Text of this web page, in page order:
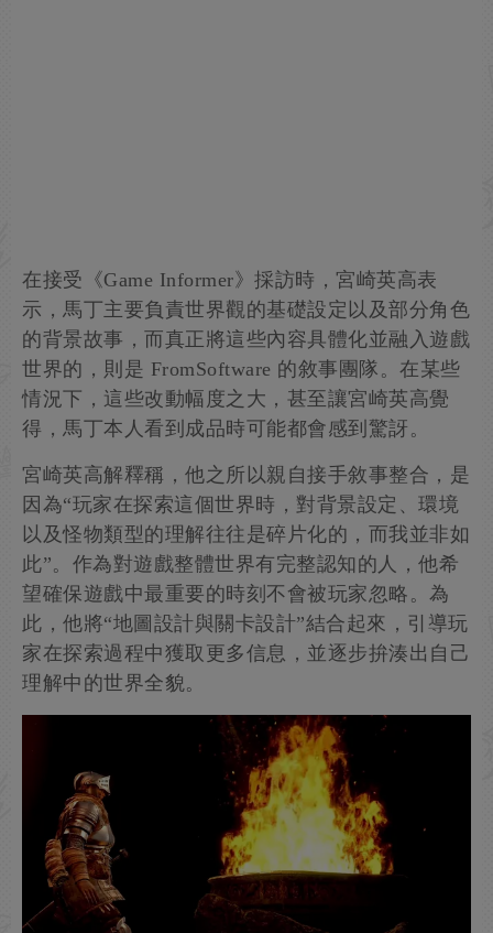
在接受《Game Informer》採訪時，宮崎英高表
示，馬丁主要負責世界觀的基礎設定以及部分角色
的背景故事，而真正將這些內容具體化並融入遊戲
世界的，則是 FromSoftware 的敘事團隊。在某些
情況下，這些改動幅度之大，甚至讓宮崎英高覺
得，馬丁本人看到成品時可能都會感到驚訝。
宮崎英高解釋稱，他之所以親自接手敘事整合，是
因為“玩家在探索這個世界時，對背景設定、環境
以及怪物類型的理解往往是碎片化的，而我並非如
此”。作為對遊戲整體世界有完整認知的人，他希
望確保遊戲中最重要的時刻不會被玩家忽略。為
此，他將“地圖設計與關卡設計”結合起來，引導玩
家在探索過程中獲取更多信息，並逐步拚湊出自己
理解中的世界全貌。